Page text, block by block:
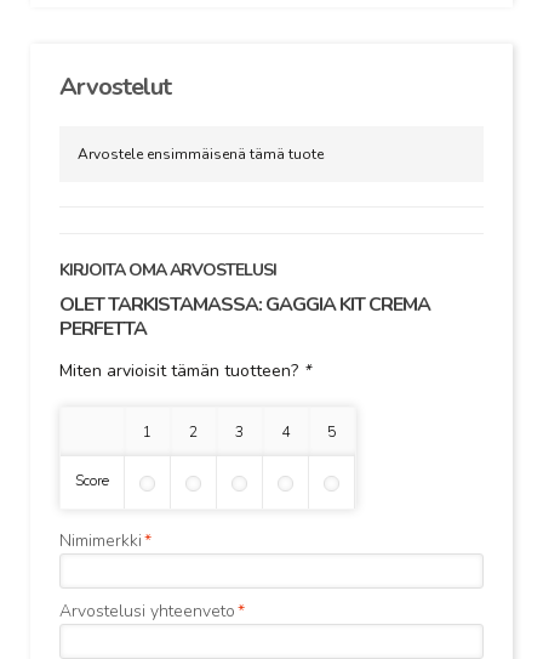
Arvostelut
Arvostele ensimmäisenä tämä tuote
KIRJOITA OMA ARVOSTELUSI
OLET TARKISTAMASSA:GAGGIA KIT CREMA
PERFETTA
Miten arvioisit tämän tuotteen? *
1 tähti 2 tähteä3 tähteä4 tähteä5 tähteä
Score
*
Nimimerkki
*
Arvostelusi yhteenveto